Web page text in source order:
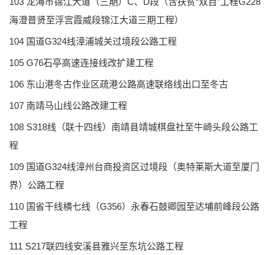
海澄普贤至浮宫霞威段锦江大道三期工程）
104 国道G324线漳浦城关过境段公路工程
105 G76石亭高速连接线改扩建工程
106 东山港冬古作业区疏港公路高速联络线出口至冬古
107 南靖马山线公路改建工程
108 S318线（联十四线）南靖县靖城棋盘社至牛崎头段公路工
程
109 国道G324线漳州台商投资区过境段（奥特莱斯大道至厦门
界）公路工程
110 国省干线横七线（G356）永春石鼓卿园至达埔前峰段公路
工程
111 S217联四线安溪县雅兴至东坑公路工程